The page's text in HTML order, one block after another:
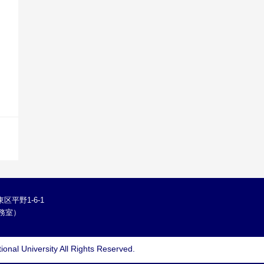
区平野1-6-1
室）
University All Rights Reserved.